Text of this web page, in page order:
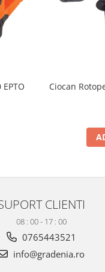
Ciocan
CLIENTI
08 : 00 - 17 : 00
0765443521
info@gradenia.ro